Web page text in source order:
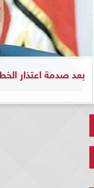
بعد صدمة اعتذار